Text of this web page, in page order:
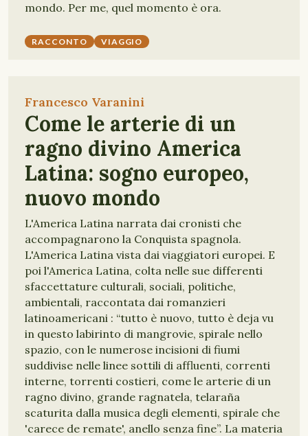
mondo. Per me, quel momento è ora.
RACCONTO VIAGGIO
Francesco Varanini
Come le arterie di un
ragno divino America
Latina: sogno europeo,
nuovo mondo
L'America Latina narrata dai cronisti che
accompagnarono la Conquista spagnola.
L'America Latina vista dai viaggiatori europei. E
poi l'America Latina, colta nelle sue differenti
sfaccettature culturali, sociali, politiche,
ambientali, raccontata dai romanzieri
latinoamericani : “tutto è nuovo, tutto è deja vu
in questo labirinto di mangrovie, spirale nello
spazio, con le numerose incisioni di fiumi
suddivise nelle linee sottili di affluenti, correnti
interne, torrenti costieri, come le arterie di un
ragno divino, grande ragnatela, telaraña
scaturita dalla musica degli elementi, spirale che
'carece de remate', anello senza fine”. La materia